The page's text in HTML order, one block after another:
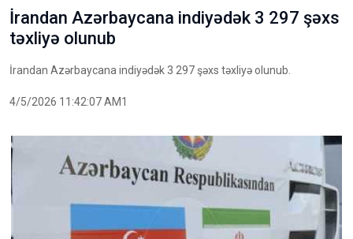
İrandan Azərbaycana indiyədək 3 297 şəxs
təxliyə olunub
İrandan Azərbaycana indiyədək 3 297 şəxs təxliyə olunub.
4/5/2026 11:42:07 AM1